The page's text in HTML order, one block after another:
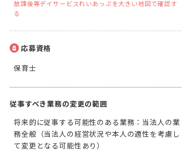
放課後等デイサービスれいあっぷを大きい地図で確認す
る
応募資格
保育士
従事すべき業務の変更の範囲
将来的に従事する可能性のある業務：当法人の業
務全般（当法人の経営状況や本人の適性を考慮し
て変更となる可能性あり）